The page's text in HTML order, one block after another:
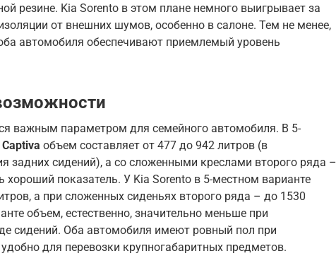
резине. Kia Sorento в этом плане немного выигрывает за
от внешних шумов, особенно в салоне. Тем не менее,
автомобиля обеспечивают приемлемый уровень
важным параметром для семейного автомобиля. В 5-
объем составляет от 477 до 942 литров (в
задних сидений), а со сложенными креслами второго ряда –
хороший показатель. У Kia Sorento в 5-местном варианте
а при сложенных сиденьях второго ряда – до 1530
объем, естественно, значительно меньше при
сидений. Оба автомобиля имеют ровный пол при
для перевозки крупногабаритных предметов.